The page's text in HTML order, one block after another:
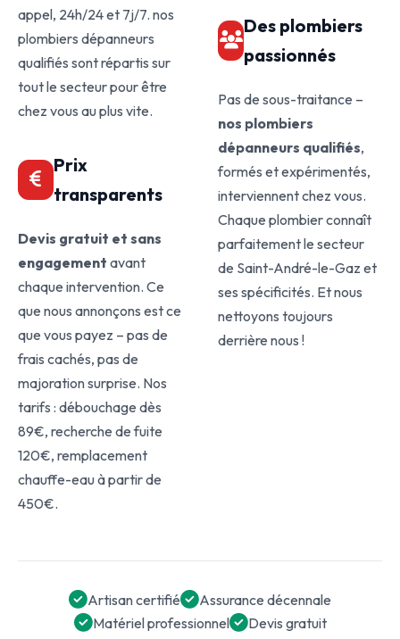
appel, 24h/24 et 7j/7. nos
plombiers dépanneurs
qualifiés sont répartis sur
tout le secteur pour être
chez vous au plus vite.
Prix
transparents
Devis gratuit et sans
engagement avant
chaque intervention. Ce
que nous annonçons est ce
que vous payez – pas de
frais cachés, pas de
majoration surprise. Nos
tarifs : débouchage dès
89€, recherche de fuite
120€, remplacement
chauffe-eau à partir de
450€.
Des plombiers
passionnés
Pas de sous-traitance –
nos plombiers
dépanneurs qualifiés,
formés et expérimentés,
interviennent chez vous.
Chaque plombier connaît
parfaitement le secteur
de Saint-André-le-Gaz et
ses spécificités. Et nous
nettoyons toujours
derrière nous !
Artisan certifié
Assurance décennale
Matériel professionnel
Devis gratuit